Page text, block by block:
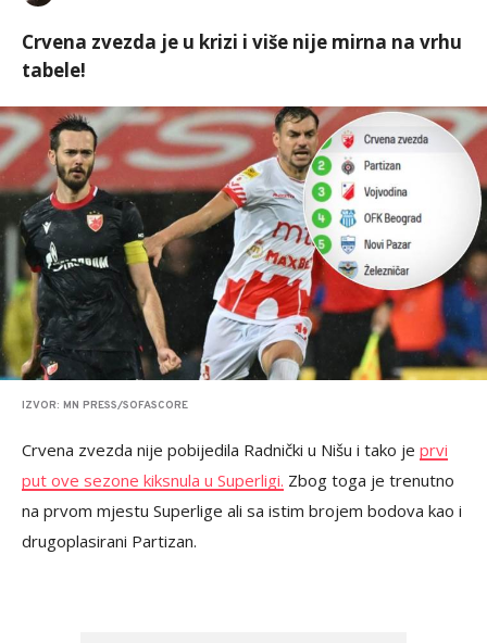
Crvena zvezda je u krizi i više nije mirna na vrhu
tabele!
IZVOR: MN PRESS/SOFASCORE
Crvena zvezda nije pobijedila Radnički u Nišu i tako je prvi
put ove sezone kiksnula u Superligi. Zbog toga je trenutno
na prvom mjestu Superlige ali sa istim brojem bodova kao i
drugoplasirani Partizan.